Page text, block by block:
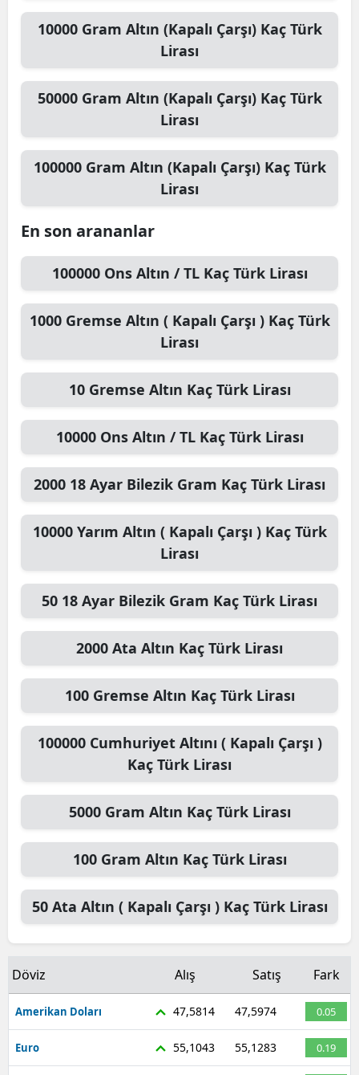
10000 Gram Altın (Kapalı Çarşı)Kaç Türk
Lirası
50000 Gram Altın (Kapalı Çarşı)Kaç Türk
Lirası
100000 Gram Altın (Kapalı Çarşı)Kaç Türk
Lirası
En son arananlar
100000 Ons Altın / TLKaç Türk Lirası
1000 Gremse Altın ( Kapalı Çarşı )Kaç Türk
Lirası
10 Gremse Altın Kaç Türk Lirası
10000 Ons Altın / TLKaç Türk Lirası
2000 18 Ayar Bilezik Gram Kaç Türk Lirası
10000 Yarım Altın ( Kapalı Çarşı )Kaç Türk
Lirası
50 18 Ayar Bilezik Gram Kaç Türk Lirası
2000 Ata Altın Kaç Türk Lirası
100 Gremse Altın Kaç Türk Lirası
100000 Cumhuriyet Altını ( Kapalı Çarşı )
Kaç Türk Lirası
5000 Gram Altın Kaç Türk Lirası
100 Gram Altın Kaç Türk Lirası
50 Ata Altın ( Kapalı Çarşı )Kaç Türk Lirası
Döviz Alış Satış Fark
Amerikan Doları 47,5814 47,5974 0.05
Euro 55,1043 55,1283 0.19